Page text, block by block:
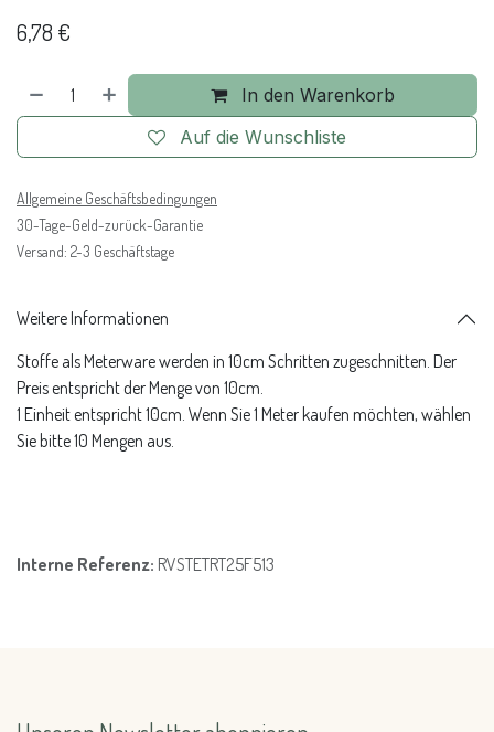
6,78 €
In den Warenkorb
Auf die Wunschliste
Allgemeine Geschäftsbedingungen
30-Tage-Geld-zurück-Garantie
Versand: 2-3 Geschäftstage
Weitere Informationen
Stoffe als Meterware werden in 10cm Schritten zugeschnitten. Der
Preis entspricht der Menge von 10cm.
1 Einheit entspricht 10cm. Wenn Sie 1 Meter kaufen möchten, wählen
Sie bitte 10 Mengen aus.
Interne Referenz: RVSTETRT25F513